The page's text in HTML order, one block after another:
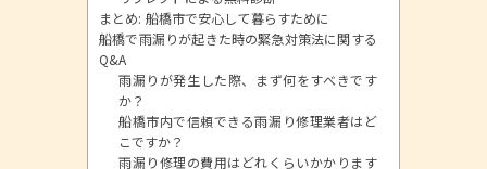
まとめ: 船橋市で安心して暮らすために
船橋で雨漏りが起きた時の緊急対策法に関する
Q&A
雨漏りが発生した際、まず何をすべきです
か？
船橋市内で信頼できる雨漏り修理業者はど
こですか？
雨漏り修理の費用はどれくらいかかります